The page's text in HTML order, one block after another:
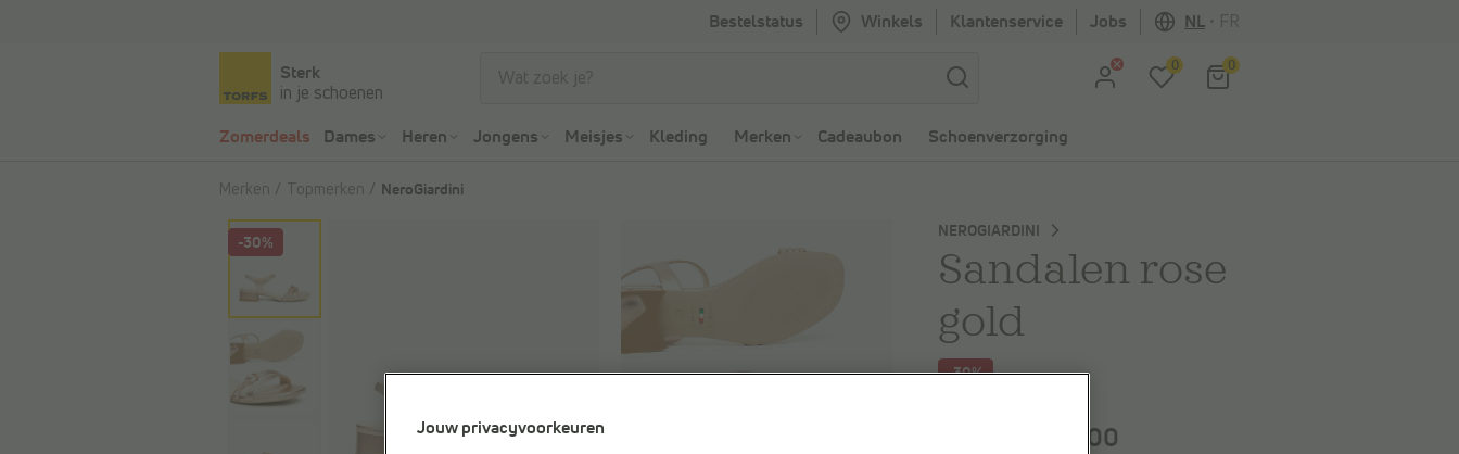
Bestelstatus Winkels Klantenservice Jobs NL
Sterk
in je schoenen
0 0
Zomerdeals Dames Heren Jongens Meisjes Kleding Merken Cadeaubon Schoenverzorging
Merken Topmerken NeroGiardini
-30%
NEROGIARDINI
Sandalen rose
gold
-30%
€ 105,00
Jouw privacyvoorkeuren